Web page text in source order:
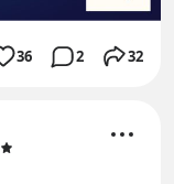
36 2 32